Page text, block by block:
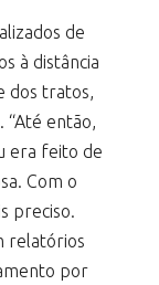
de
à distância
dos tratos,
então,
era feito de
Com o
preciso.
relatórios
por